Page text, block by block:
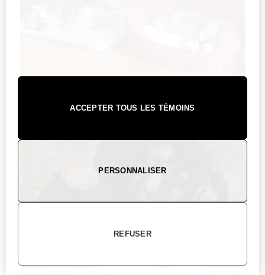
ACCEPTER TOUS LES TÉMOINS
PERSONNALISER
REFUSER